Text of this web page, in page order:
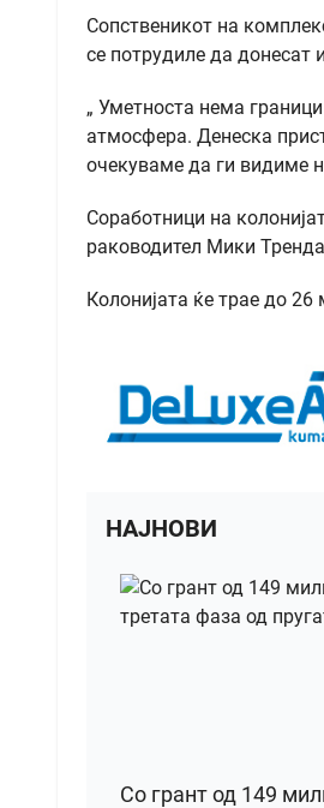
Сопственикот на
се потрудиле да донесат
„ Уметноста нема
атмосфера. Денеска
очекуваме да ги видиме
Соработници на
раководител Мики
Колонијата ќе трае до 26
НАЈНОВИ
Со грант од 149